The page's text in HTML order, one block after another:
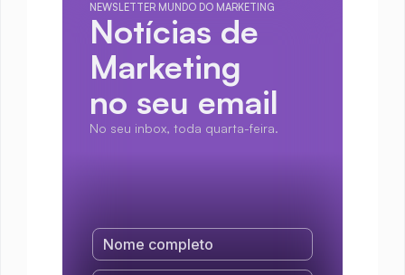
NEWSLETTER MUNDO DO MARKETING
Notícias de
Marketing
no seu email
No seu inbox, toda quarta-feira.